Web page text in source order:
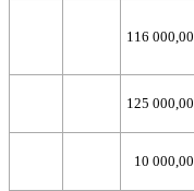
116 000,00
125 000,00
10 000,00